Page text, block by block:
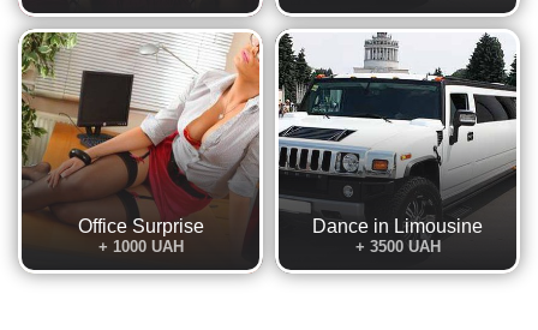
Office Surprise
+ 1000 UAH
Dance in Limousine
+ 3500 UAH